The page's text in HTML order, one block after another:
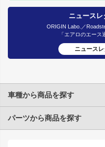
ニュース
ORIGIN Labo.／
「エアロのエース
ニュース
車種から商品を探す
トヨタ
パーツから商品を探す